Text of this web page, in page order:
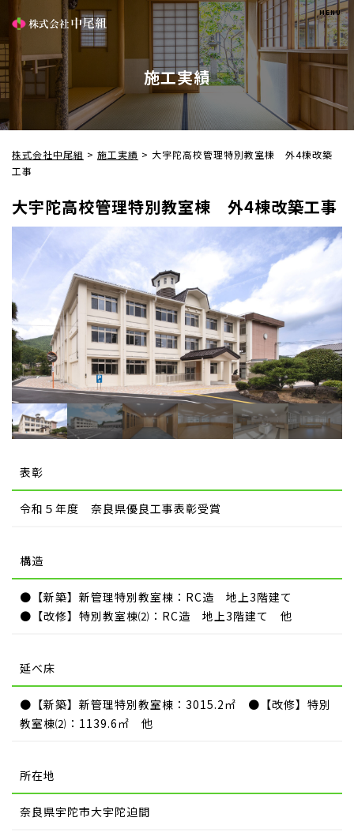
施工実績
株式会社中尾組 > 施工実績 > 大宇陀高校管理特別教室棟 外4棟改築
工事
大宇陀高校管理特別教室棟 外4棟改築工事
表彰
令和５年度 奈良県優良工事表彰受賞
構造
●【新築】新管理特別教室棟：RC造 地上3階建て
●【改修】特別教室棟⑵：RC造 地上3階建て 他
延べ床
●【新築】新管理特別教室棟：3015.2㎡ ●【改修】特別
教室棟⑵：1139.6㎡ 他
所在地
奈良県宇陀市大宇陀迫間